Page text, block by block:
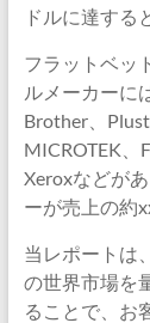
ドルに達する
フラットベッ
ルメーカーに
Brother、
MICROTEK、
Xeroxなどが
ーが売上の約
当レポートは
の世界市場を
ることで、お